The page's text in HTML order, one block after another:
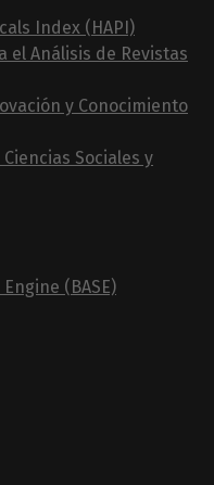
Index (HAPI)
Análisis de Revistas
y Conocimiento
Sociales y
(BASE)